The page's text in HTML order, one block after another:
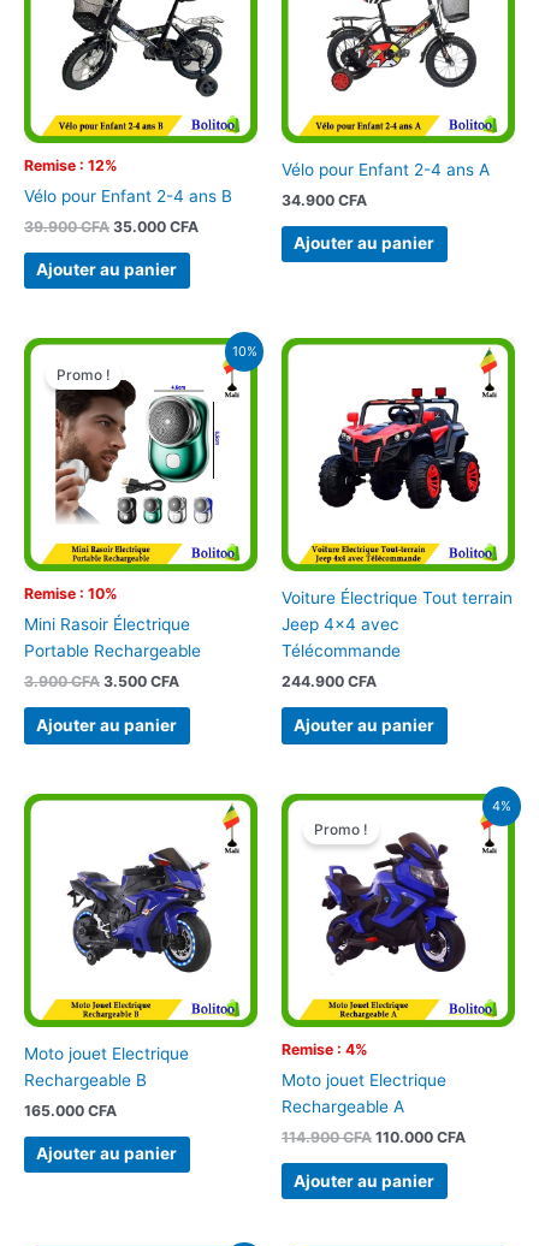
Remise : 12%
Vélo pour Enfant 2-4 ans B
39.900CFA 35.000 CFA
Ajouter au panier
Vélo pour Enfant 2-4 ans A
34.900 CFA
Ajouter au panier
10%
Remise : 10%
Promo !
Mini Rasoir Électrique
Portable Rechargeable
3.900CFA
Le
prix
initial
était :
3.900 CFA.
3.500 CFA
Le
actuel
est :
3.500 CFA.
Ajouter au panier
Voiture Électrique Tout terrain
Jeep 4×4 avec
Télécommande
244.900 CFA
Ajouter au panier
Moto jouet Electrique
Rechargeable B
165.000 CFA
Ajouter au panier
4%
Remise : 4%
Promo !
Moto jouet Electrique
Rechargeable A
114.900CFA
Le
initial
était :
114.900 CFA.
110.000 CFA
Le
prix
actuel
est :
Ajouter au panier